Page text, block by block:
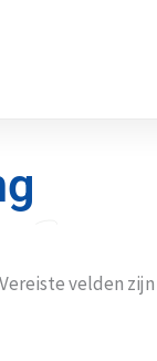
Vereiste velden